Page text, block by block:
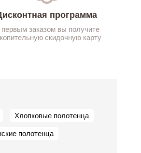
программа
заказом вы получите
скидочную карту
Хлопковые полотенца
полотенца